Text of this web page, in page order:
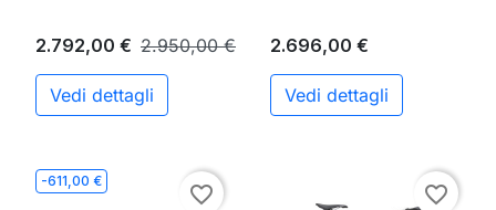
2.792,00 € 2.950,00 €
Vedi dettagli
2.696,00 €
Vedi dettagli
-611,00 €
favorite_border favorite_border